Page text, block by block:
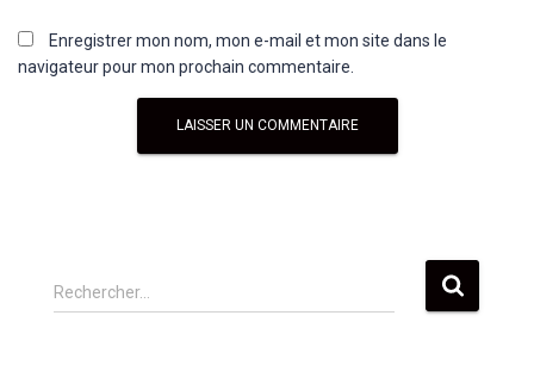
Enregistrer mon nom, mon e-mail et mon site dans le
navigateur pour mon prochain commentaire.
R
e
Rechercher…